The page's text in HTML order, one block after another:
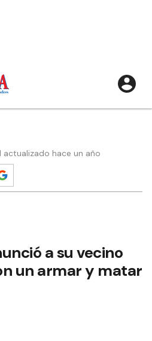
actualizado hace un año
a su vecino
un armar y matar